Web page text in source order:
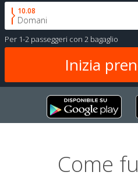
10.08
Domani
Per 1-2 passeggeri con 2 bagaglio
Come